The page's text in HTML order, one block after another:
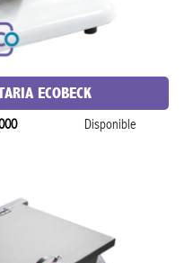
ECOBECK
Disponible